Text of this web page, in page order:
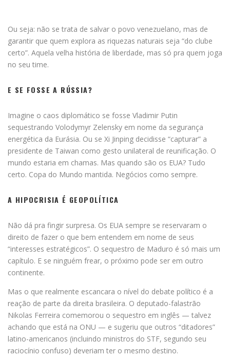
Ou seja: não se trata de salvar o povo venezuelano, mas de
garantir que quem explora as riquezas naturais seja “do clube
certo”. Aquela velha história de liberdade, mas só pra quem joga
no seu time.
E SE FOSSE A RÚSSIA?
Imagine o caos diplomático se fosse Vladimir Putin
sequestrando Volodymyr Zelensky em nome da segurança
energética da Eurásia. Ou se Xi Jinping decidisse “capturar” a
presidente de Taiwan como gesto unilateral de reunificação. O
mundo estaria em chamas. Mas quando são os EUA? Tudo
certo. Copa do Mundo mantida. Negócios como sempre.
A HIPOCRISIA É GEOPOLÍTICA
Não dá pra fingir surpresa. Os EUA sempre se reservaram o
direito de fazer o que bem entendem em nome de seus
“interesses estratégicos”. O sequestro de Maduro é só mais um
capítulo. E se ninguém frear, o próximo pode ser em outro
continente.
Mas o que realmente escancara o nível do debate político é a
reação de parte da direita brasileira. O deputado-falastrão
Nikolas Ferreira comemorou o sequestro em inglês — talvez
achando que está na ONU — e sugeriu que outros “ditadores”
latino-americanos (incluindo ministros do STF, segundo seu
raciocínio confuso) deveriam ter o mesmo destino.